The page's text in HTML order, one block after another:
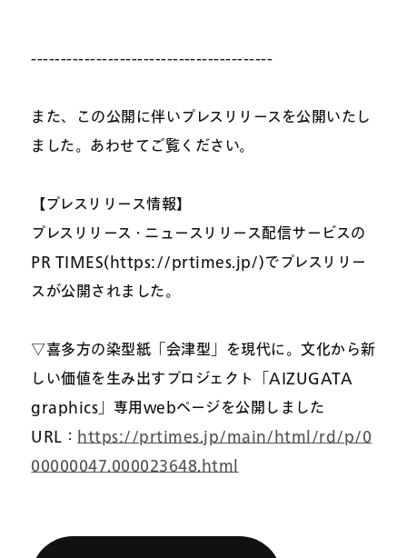
-----------------------------------------
また、この公開に伴いプレスリリースを公開いたし
ました。あわせてご覧ください。
【プレスリリース情報】
プレスリリース・ニュースリリース配信サービスの
PR TIMES(https://prtimes.jp/)でプレスリリー
スが公開されました。
▽喜多方の染型紙「会津型」を現代に。文化から新
しい価値を生み出すプロジェクト「AIZUGATA
graphics」専用webページを公開しました
URL：
https://prtimes.jp/main/html/rd/p/0
00000047.000023648.html